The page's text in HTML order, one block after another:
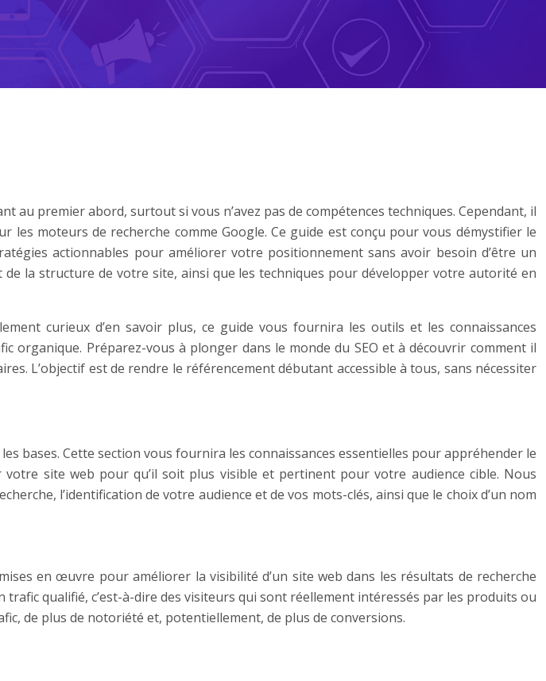
premier abord, surtout si vous n’avez pas de compétences techniques. Cependant, il
moteurs de recherche comme Google. Ce guide est conçu pour vous démystifier le
actionnables pour améliorer votre positionnement sans avoir besoin d’être un
la structure de votre site, ainsi que les techniques pour développer votre autorité en
curieux d’en savoir plus, ce guide vous fournira les outils et les connaissances
Préparez-vous à plonger dans le monde du SEO et à découvrir comment il
L’objectif est de rendre le référencement débutant accessible à tous, sans nécessiter
bases. Cette section vous fournira les connaissances essentielles pour appréhender le
site web pour qu’il soit plus visible et pertinent pour votre audience cible. Nous
l’identification de votre audience et de vos mots-clés, ainsi que le choix d’un nom
en œuvre pour améliorer la visibilité d’un site web dans les résultats de recherche
qualifié, c’est-à-dire des visiteurs qui sont réellement intéressés par les produits ou
de plus de notoriété et, potentiellement, de plus de conversions.